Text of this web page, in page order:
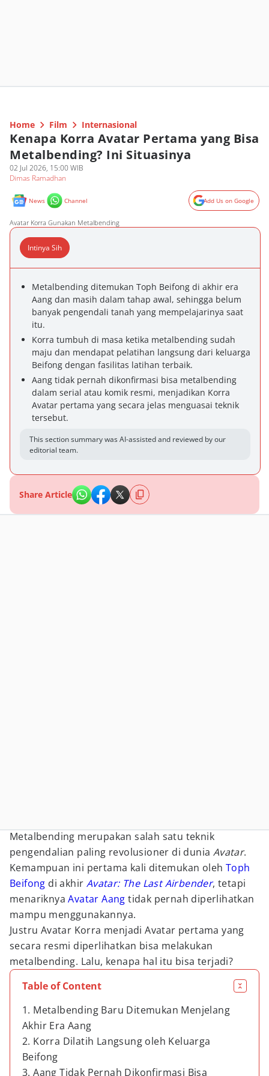
Home Film Internasional
Kenapa Korra Avatar Pertama yang Bisa
Metalbending? Ini Situasinya
02 Jul 2026, 15:00 WIB
Dimas Ramadhan
News Channel Add Us on Google
Avatar Korra Gunakan Metalbending
Intinya Sih
Metalbending ditemukan Toph Beifong di akhir era
Aang dan masih dalam tahap awal, sehingga belum
banyak pengendali tanah yang mempelajarinya saat
itu.
Korra tumbuh di masa ketika metalbending sudah
maju dan mendapat pelatihan langsung dari keluarga
Beifong dengan fasilitas latihan terbaik.
Aang tidak pernah dikonfirmasi bisa metalbending
dalam serial atau komik resmi, menjadikan Korra
Avatar pertama yang secara jelas menguasai teknik
tersebut.
This section summary was AI-assisted and reviewed by our
editorial team.
Share Article
Metalbending merupakan salah satu teknik
pengendalian paling revolusioner di dunia Avatar.
Kemampuan ini pertama kali ditemukan oleh Toph
Beifong di akhir Avatar: The Last Airbender, tetapi
menariknyaAvatar Aang tidak pernah diperlihatkan
mampu menggunakannya.
Justru Avatar Korra menjadi Avatar pertama yang
secara resmi diperlihatkan bisa melakukan
metalbending. Lalu, kenapa hal itu bisa terjadi?
Table of Content
1. Metalbending Baru Ditemukan Menjelang
Akhir Era Aang
2. Korra Dilatih Langsung oleh Keluarga
Beifong
3. Aang Tidak Pernah Dikonfirmasi Bisa